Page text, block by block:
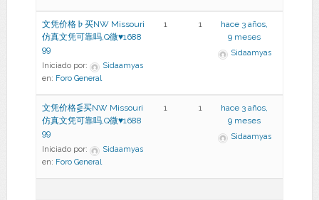
文凭价格♭买NW Missouri
仿真文凭可靠吗,Q微♥1688
99
Iniciado por:
Sidaamyas
en: Foro General
1 1
hace 3 años,
9 meses
Sidaamyas
文凭价格⋚买NW Missouri
仿真文凭可靠吗,Q微♥1688
99
Iniciado por:
Sidaamyas
en: Foro General
1 1
hace 3 años,
9 meses
Sidaamyas